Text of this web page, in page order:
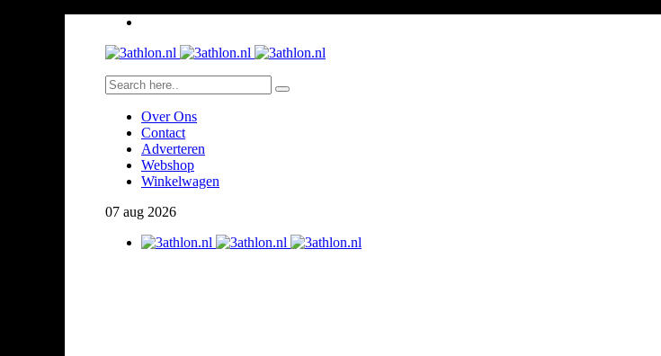
Over Ons
Contact
Adverteren
Webshop
Winkelwagen
07 aug 2026